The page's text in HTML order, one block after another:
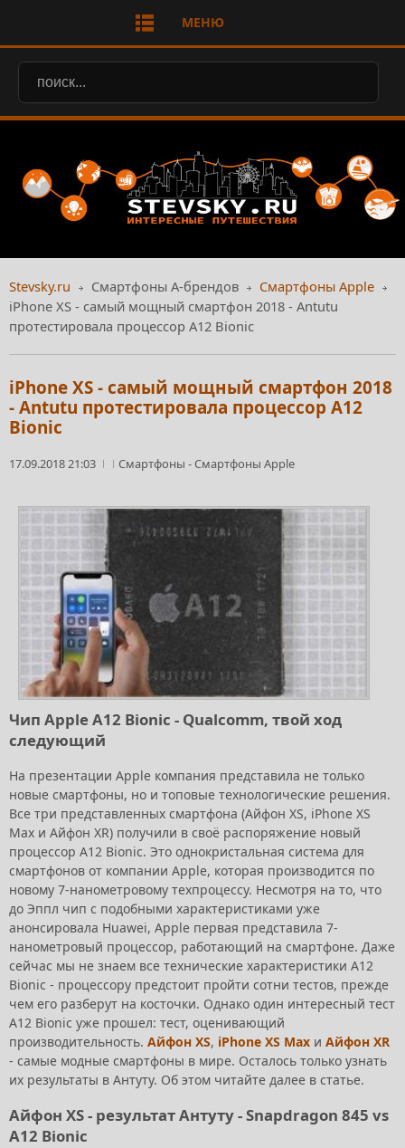
МЕНЮ
Stevsky.ru Смартфоны А-брендов
Смартфоны Apple
iPhone XS - самый мощный смартфон 2018 - Antutu
протестировала процессор A12 Bionic
iPhone XS - самый мощный смартфон 2018
- Antutu протестировала процессор A12
Bionic
17.09.2018 21:03 Смартфоны -Смартфоны Apple
Чип Apple A12 Bionic - Qualcomm, твой ход
следующий
На презентации Apple компания представила не только
новые смартфоны, но и топовые технологические решения.
Все три представленных смартфона (Айфон XS, iPhone XS
Max и Айфон XR) получили в своё распоряжение новый
процессор A12 Bionic. Это однокристальная система для
смартфонов от компании Apple, которая производится по
новому 7-нанометровому техпроцессу. Несмотря на то, что
до Эппл чип с подобными характеристиками уже
анонсировала Huawei, Apple первая представила 7-
нанометровый процессор, работающий на смартфоне. Даже
сейчас мы не знаем все технические характеристики A12
Bionic - процессору предстоит пройти сотни тестов, прежде
чем его разберут на косточки. Однако один интересный тест
A12 Bionic уже прошел: тест, оценивающий
производительность. Айфон XS, iPhone XS Max и Айфон XR
- самые модные смартфоны в мире. Осталось только узнать
их результаты в Антуту. Об этом читайте далее в статье.
Айфон XS - результат Антуту - Snapdragon 845 vs
A12 Bionic